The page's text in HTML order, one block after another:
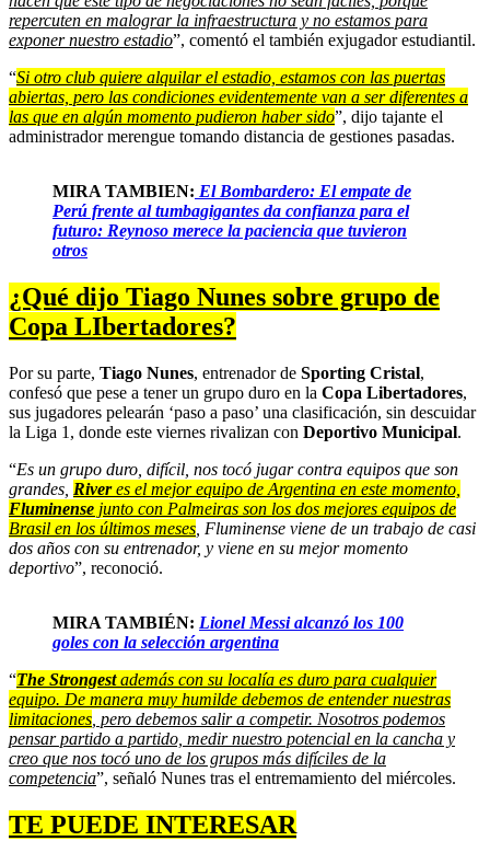
repercuten en malograr la infraestructura y no estamos para
exponer nuestro estadio”, comentó el también exjugador estudiantil.
“Si otro club quiere alquilar el estadio, estamos con las puertas
abiertas, pero las condiciones evidentemente van a ser diferentes a
las que en algún momento pudieron haber sido”, dijo tajante el
administrador merengue tomando distancia de gestiones pasadas.
MIRA TAMBIEN: El Bombardero: El empate de
Perú frente al tumbagigantes da confianza para el
futuro: Reynoso merece la paciencia que tuvieron
otros
¿Qué dijo Tiago Nunes sobre grupo de
Copa LIbertadores?
Por su parte, Tiago Nunes, entrenador de Sporting Cristal,
confesó que pese a tener un grupo duro en la Copa Libertadores,
sus jugadores pelearán ‘paso a paso’ una clasificación, sin descuidar
la Liga 1, donde este viernes rivalizan con Deportivo Municipal.
“Es un grupo duro, difícil, nos tocó jugar contra equipos que son
grandes, Riveres el mejor equipo de Argentina en este momento,
Fluminense junto con Palmeiras son los dos mejores equipos de
Brasil en los últimos meses , Fluminense viene de un trabajo de casi
dos años con su entrenador, y viene en su mejor momento
deportivo”, reconoció.
MIRA TAMBIÉN: Lionel Messi alcanzó los 100
goles con la selección argentina
“The Strongestademás con su localía es duro para cualquier
equipo. De manera muy humilde debemos de entender nuestras
limitaciones , pero debemos salir a competir. Nosotros podemos
pensar partido a partido, medir nuestro potencial en la cancha y
creo que nos tocó uno de los grupos más difíciles de la
competencia”, señaló Nunes tras el entremamiento del miércoles.
TE PUEDE INTERESAR